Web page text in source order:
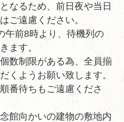
なるため、前日夜や当日
ご遠慮ください。
午前8時より、待機列の
ます。
数制限がある為、全員揃
くようお願い致します。
番待ちもご遠慮くださ
館向かいの建物の敷地内